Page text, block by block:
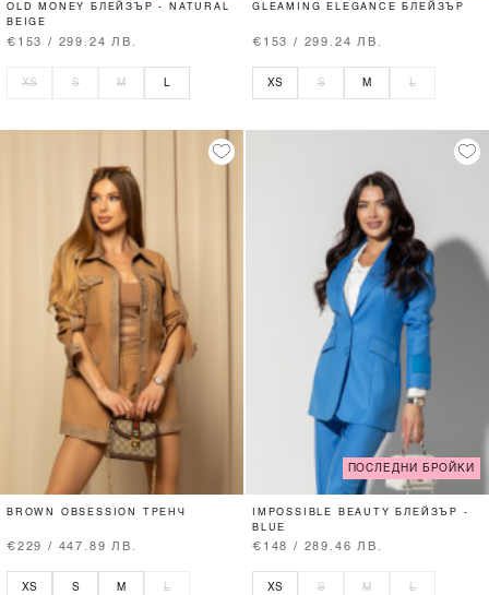
OLD MONEY БЛЕЙЗЪР - NATURAL
BEIGE
€153 / 299.24 ЛВ.
XS S M
GLEAMING ELEGANCE БЛЕЙЗЪР
€153 / 299.24 ЛВ.
XS S M L
BROWN OBSESSION ТРЕНЧ
€229 / 447.89 ЛВ.
XS S M L
ПОСЛЕДНИ БРОЙКИ
IMPOSSIBLE BEAUTY БЛЕЙЗЪР -
BLUE
€148 / 289.46 ЛВ.
XS S M L